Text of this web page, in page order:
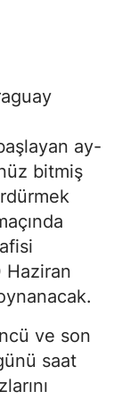
ay-
bitmiş
Haziran
ve son
saat